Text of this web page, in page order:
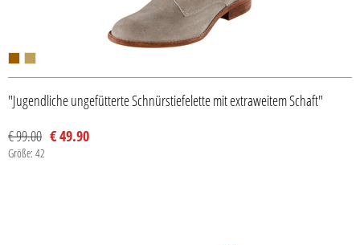
"Jugendliche ungefütterte Schnürstiefelette mit extraweitem Schaft"
€ 99.00 € 49.90
Größe: 42